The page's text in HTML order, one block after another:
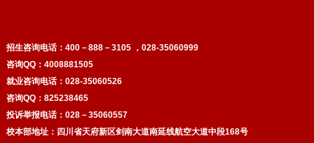
招生咨询电话： 400－888－3105 ，028-35060999
咨询QQ：4008881505
就业咨询电话：028-35060526
咨询QQ：825238465
投诉举报电话：028－35060557
校本部地址：四川省天府新区剑南大道南延线航空大道中段168号